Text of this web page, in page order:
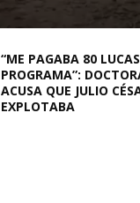
“ME PAGABA 80
PROGRAMA”:
ACUSA QUE JULIO
EXPLOTABA